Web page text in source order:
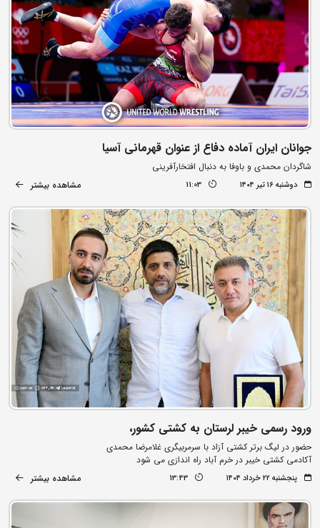
جوانان ایران آماده دفاع از عنوان قهرمانی آسیا
شاگردان محمدی و باوفا به دنبال افتخارآفرینی
دوشنبه ۱۶ تیر ۱۴۰۴ 11:03 مشاهده بیشتر
ورود رسمی خیبر لرستان به کشتی کشور،
حضور در لیگ برتر کشتی آزاد با سرمربیگری غلامرضا محمدی
آکادمی کشتی خیبر در خرم آباد راه اندازی می شود
پنجشنبه ۲۲ خرداد ۱۴۰۴ 13:43 مشاهده بیشتر